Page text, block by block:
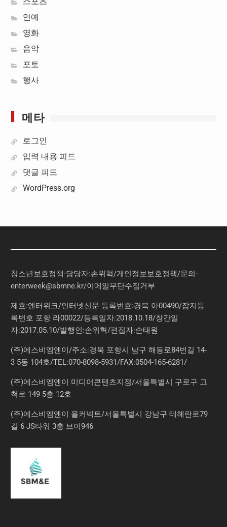
연예
영화
음악
포토
행사
메타
로그인
입력 내용 피드
댓글 피드
WordPress.org
청소년보호정책-담당자:손위혁/개인정보보호정책/문의-
enterweek@sbmne.kr/이메일무단수집거부
제호:엔터위크/인터넷신문 등록번호:경북 아00490/잡지등
록번호 포항 라00022/등록일자:2018.10.18/창간일
자:2017.05.10/발행인:손위혁/편집자:손태원
(주)에스비엠엔이/주소:경북 포항시 남구 해동로84번길 14-
3 5동 104호/TEL:070-8098-5931/FAX:0504-165-6281/
(주)에스비엠엔이 미디어콘텐츠지점/서울특별시 구로구 고
척로 149 5층 12호
(주)에스비엠엔이 올커넥트/서울특별시 강남구 테헤란로79
길 6 JS타워 3층 브이946